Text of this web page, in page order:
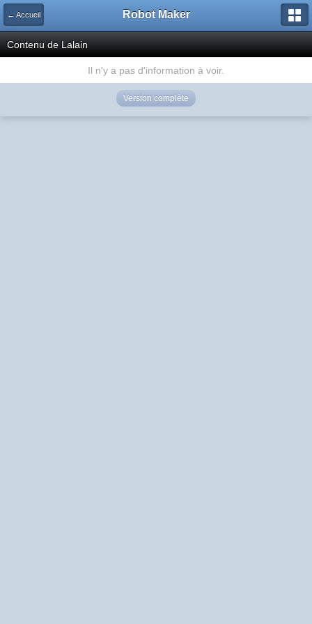
← Accueil Robot Maker
Contenu de Lalain
Il n'y a pas d'information à voir.
Version complète